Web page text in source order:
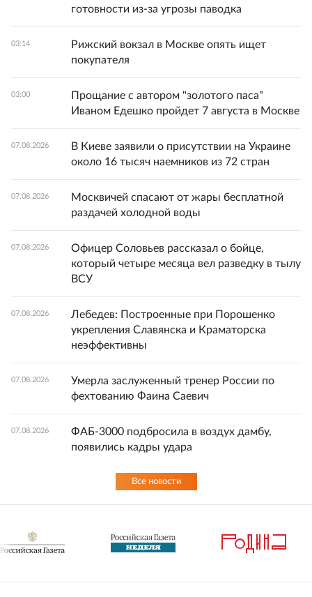
готовности из-за угрозы паводка
03:14
Рижский вокзал в Москве опять ищет
покупателя
03:00
Прощание с автором "золотого паса"
Иваном Едешко пройдет 7 августа в Москве
07.08.2026
В Киеве заявили о присутствии на Украине
около 16 тысяч наемников из 72 стран
07.08.2026
Москвичей спасают от жары бесплатной
раздачей холодной воды
07.08.2026
Офицер Соловьев рассказал о бойце,
который четыре месяца вел разведку в тылу
ВСУ
07.08.2026
Лебедев: Построенные при Порошенко
укрепления Славянска и Краматорска
неэффективны
07.08.2026
Умерла заслуженный тренер России по
фехтованию Фаина Саевич
07.08.2026
ФАБ-3000 подбросила в воздух дамбу,
появились кадры удара
Все новости